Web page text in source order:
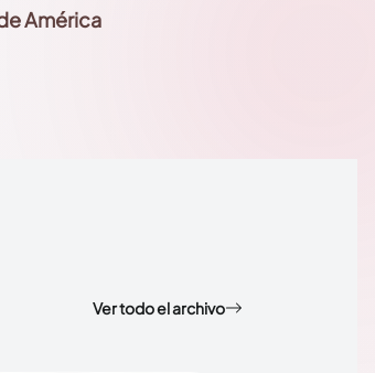
América
Ver todo el archivo